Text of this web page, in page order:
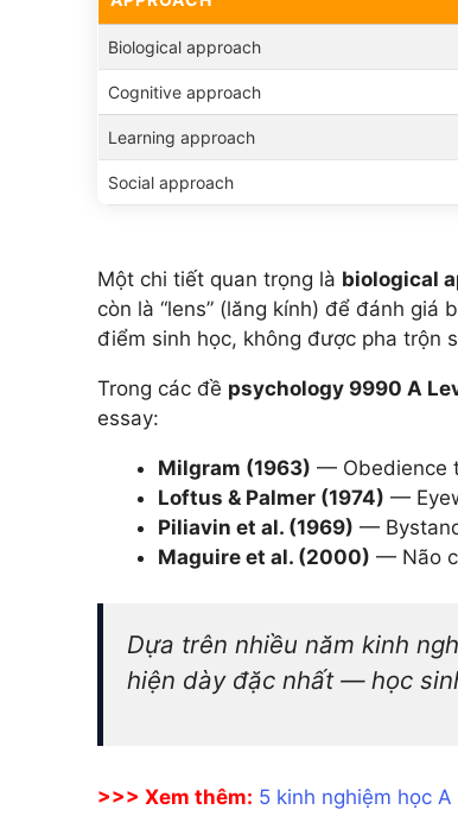
Biological approach
Cognitive approach
Learning approach
Social approach
Một chi tiết quan trọng là biological
còn là “lens” (lăng kính) để đánh giá
điểm sinh học, không được pha trộn
Trong các đề psychology 9990 A
essay:
Milgram (1963) — Obedience
Loftus & Palmer (1974) —
Piliavin et al. (1969) —
Maguire et al. (2000) — Não
Dựa trên nhiều năm kinh
hiện dày đặc nhất — học
>>> Xem thêm: 5 kinh nghiệm học A